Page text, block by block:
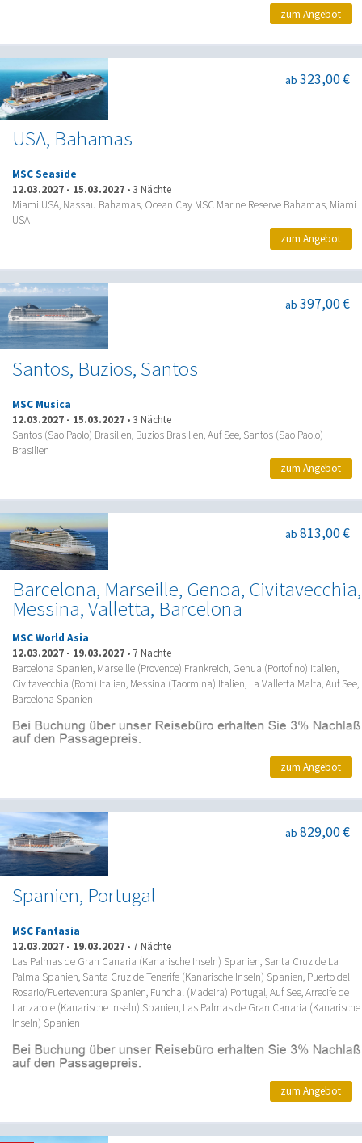
zum Angebot
USA, Bahamas
ab 323,00 €
MSC Seaside
12.03.2027 - 15.03.2027 • 3 Nächte
Miami USA, Nassau Bahamas, Ocean Cay MSC Marine Reserve Bahamas, Miami
USA
zum Angebot
Santos, Buzios, Santos
ab 397,00 €
MSC Musica
12.03.2027 - 15.03.2027 • 3 Nächte
Santos (Sao Paolo) Brasilien, Buzios Brasilien, Auf See, Santos (Sao Paolo)
Brasilien
zum Angebot
Barcelona, Marseille, Genoa, Civitavecchia,
Messina, Valletta, Barcelona
ab 813,00 €
MSC World Asia
12.03.2027 - 19.03.2027 • 7 Nächte
Barcelona Spanien, Marseille (Provence) Frankreich, Genua (Portofino) Italien,
Civitavecchia (Rom) Italien, Messina (Taormina) Italien, La Valletta Malta, Auf See,
Barcelona Spanien
zum Angebot
Spanien, Portugal
ab 829,00 €
MSC Fantasia
12.03.2027 - 19.03.2027 • 7 Nächte
Las Palmas de Gran Canaria (Kanarische Inseln) Spanien, Santa Cruz de La
Palma Spanien, Santa Cruz de Tenerife (Kanarische Inseln) Spanien, Puerto del
Rosario/Fuerteventura Spanien, Funchal (Madeira) Portugal, Auf See, Arrecife de
Lanzarote (Kanarische Inseln) Spanien, Las Palmas de Gran Canaria (Kanarische
Inseln) Spanien
zum Angebot